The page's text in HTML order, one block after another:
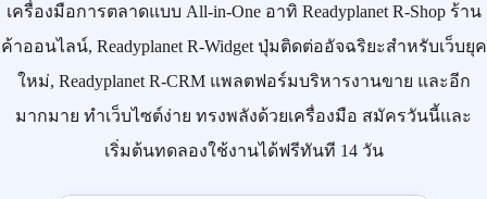
เครื่องมือการตลาดแบบ All-in-Oneอาทิ Readyplanet R-Shopร้าน
ค้าออนไลน์, Readyplanet R-Widgetปุ่มติดต่ออัจฉริยะสำหรับเว็บยุค
ใหม่, Readyplanet R-CRMแพลตฟอร์มบริหารงานขาย และอีก
มากมาย ทำเว็บไซต์ง่าย ทรงพลังด้วยเครื่องมือ สมัครวันนี้และ
เริ่มต้นทดลองใช้งานได้ฟรีทันที 14 วัน